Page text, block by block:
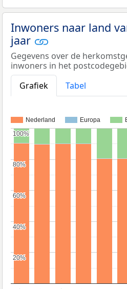
Inwoners naar land
jaar
Gegevens over de
inwoners in het
Grafiek
Tabel
Nederland Europa
20%
20%
40%
40%
60%
60%
80%
80%
100%
100%